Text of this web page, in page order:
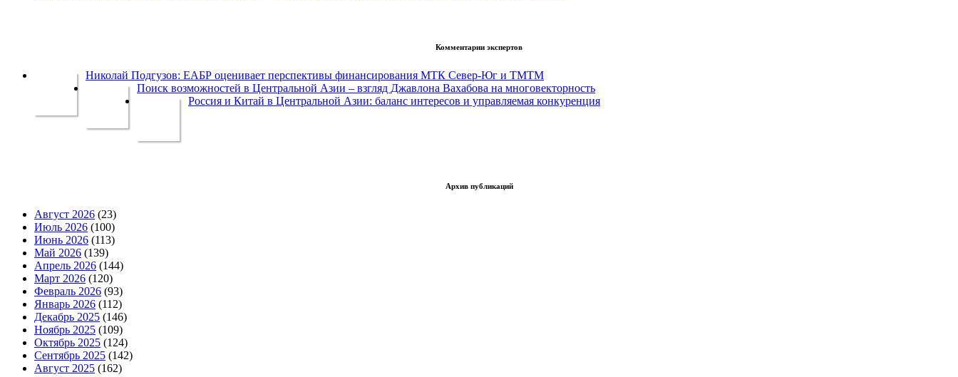
Комментарии экспертов
Николай Подгузов: ЕАБР оценивает перспективы финансирования МТК Север-Юг и ТМТМ
Поиск возможностей в Центральной Азии – взгляд Джавлона Вахабова на многовекторность
Россия и Китай в Центральной Азии: баланс интересов и управляемая конкуренция
Архив публикаций
Август 2026 (23)
Июль 2026 (100)
Июнь 2026 (113)
Май 2026 (139)
Апрель 2026 (144)
Март 2026 (120)
Февраль 2026 (93)
Январь 2026 (112)
Декабрь 2025 (146)
Ноябрь 2025 (109)
Октябрь 2025 (124)
Сентябрь 2025 (142)
Август 2025 (162)